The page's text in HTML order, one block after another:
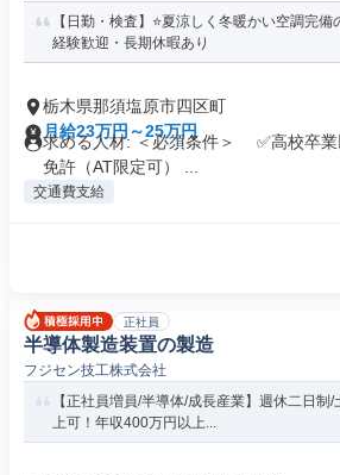
【日勤・検査】⭐️夏涼しく冬暖かい空調完
経験歓迎・長期休暇あり
栃木県那須塩原市四区町
月給23万円～25万円
求める人材: ＜必須条件＞ ✅高校卒業
免許（AT限定可） ...
交通費支給
正社員
半導体製造装置の製造
フジセン技工株式会社
【正社員増員/半導体/成長産業】週休二日制
上可！年収400万円以上...